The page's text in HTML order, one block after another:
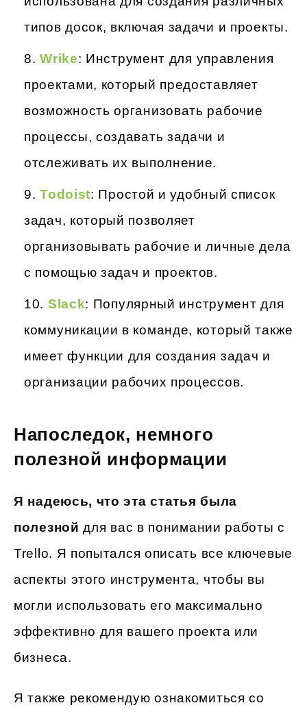
типов досок, включая задачи и проекты.
Wrike: Инструмент для управления
проектами, который предоставляет
возможность организовать рабочие
процессы, создавать задачи и
отслеживать их выполнение.
Todoist: Простой и удобный список
задач, который позволяет
организовывать рабочие и личные дела
с помощью задач и проектов.
Slack: Популярный инструмент для
коммуникации в команде, который также
имеет функции для создания задач и
организации рабочих процессов.
Напоследок, немного
полезной информации
Я надеюсь, что эта статья была
полезной для вас в понимании работы с
Trello. Я попытался описать все ключевые
аспекты этого инструмента, чтобы вы
могли использовать его максимально
эффективно для вашего проекта или
бизнеса.
Я также рекомендую ознакомиться со